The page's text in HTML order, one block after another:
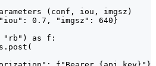
(conf, iou, imgsz)
0.7, "imgsz": 640}
"rb") as f:
f"Bearer {api_key}"},